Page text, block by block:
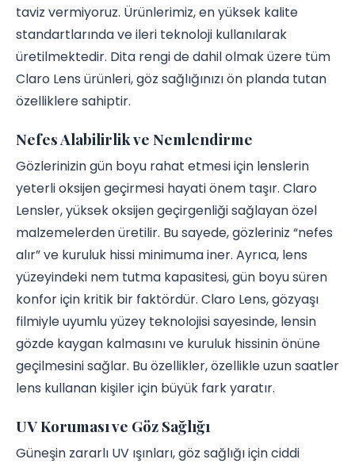
taviz vermiyoruz. Ürünlerimiz, en yüksek kalite
standartlarında ve ileri teknoloji kullanılarak
üretilmektedir. Dita rengi de dahil olmak üzere tüm
Claro Lens ürünleri, göz sağlığınızı ön planda tutan
özelliklere sahiptir.
Nefes Alabilirlik ve Nemlendirme
Gözlerinizin gün boyu rahat etmesi için lenslerin
yeterli oksijen geçirmesi hayati önem taşır. Claro
Lensler, yüksek oksijen geçirgenliği sağlayan özel
malzemelerden üretilir. Bu sayede, gözleriniz “nefes
alır” ve kuruluk hissi minimuma iner. Ayrıca, lens
yüzeyindeki nem tutma kapasitesi, gün boyu süren
konfor için kritik bir faktördür. Claro Lens, gözyaşı
filmiyle uyumlu yüzey teknolojisi sayesinde, lensin
gözde kaygan kalmasını ve kuruluk hissinin önüne
geçilmesini sağlar. Bu özellikler, özellikle uzun saatler
lens kullanan kişiler için büyük fark yaratır.
UV Koruması ve Göz Sağlığı
Güneşin zararlı UV ışınları, göz sağlığı için ciddi